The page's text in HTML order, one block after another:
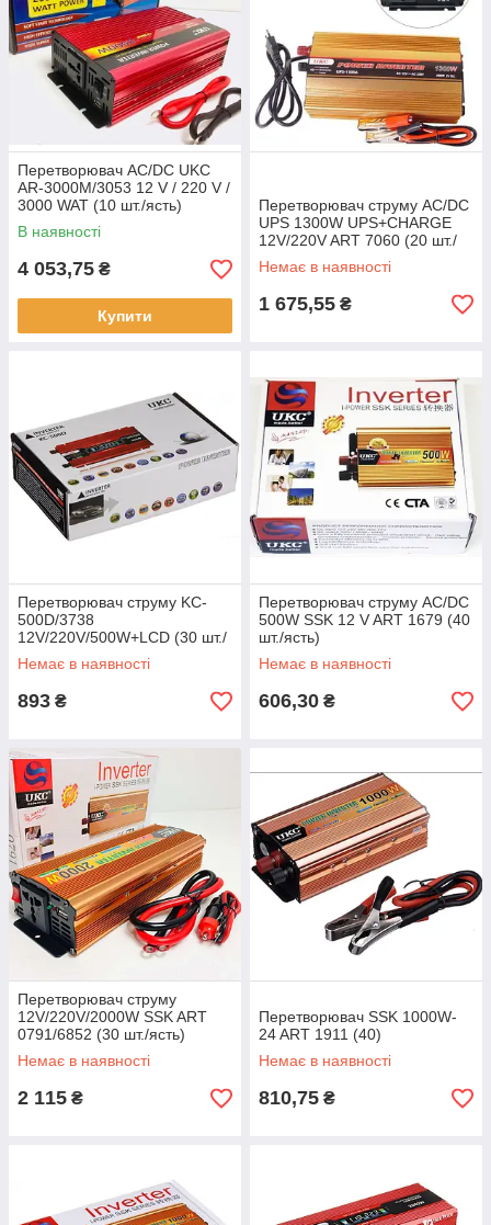
Перетворювач AC/DC UKC
AR-3000M/3053 12 V / 220 V /
3000 WAT (10 шт./ясть)
В наявності
4 053,75 ₴
Купити
Перетворювач струму AC/DC
UPS 1300W UPS+CHARGE
12V/220V ART 7060 (20 шт./
ясть)
Немає в наявності
1 675,55 ₴
Перетворювач струму KC-
500D/3738
12V/220V/500W+LCD (30 шт./
яский)
Немає в наявності
893 ₴
Перетворювач струму AC/DC
500W SSK 12 V ART 1679 (40
шт./ясть)
Немає в наявності
606,30 ₴
Перетворювач струму
12V/220V/2000W SSK ART
0791/6852 (30 шт./ясть)
Немає в наявності
2 115 ₴
Перетворювач SSK 1000W-
24 ART 1911 (40)
Немає в наявності
810,75 ₴